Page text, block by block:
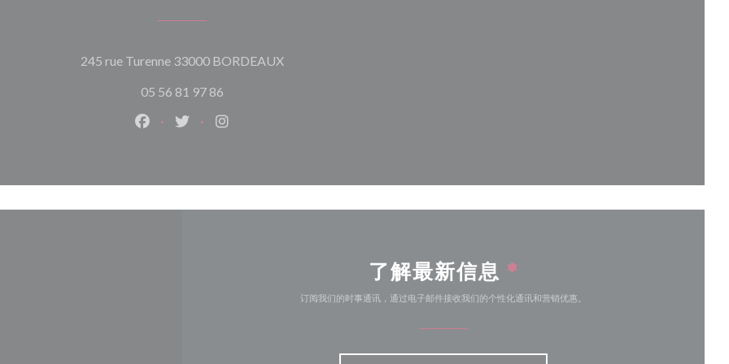
245 rue Turenne 33000 BORDEAUX((在新窗口中打开))
05 56 81 97 86
Facebook ((在新窗口中打开))
Twitter ((在新窗口中打开))
Instagram ((在新窗口中打开))
了解最新信息 *
订阅我们的时事通讯，通过电子邮件接收我们的个性化通讯和营销优惠。